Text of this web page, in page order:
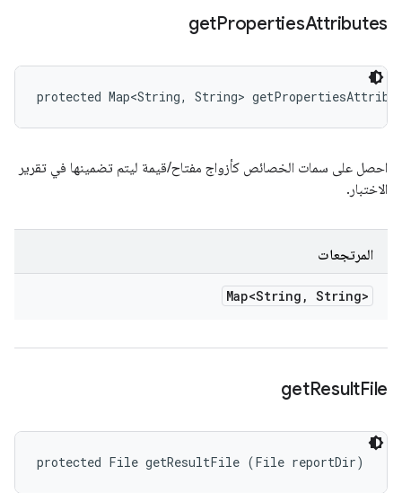
getPropertiesAttributes
protected Map<String, String>
احصل على سمات الخصائص كأزواج مفتاح/قيمة ليتم تضمينها في تقرير
الاختبار.
المرتجعات
Map<String , String>
getResultFile
protected File getResultFile (File reportDir)